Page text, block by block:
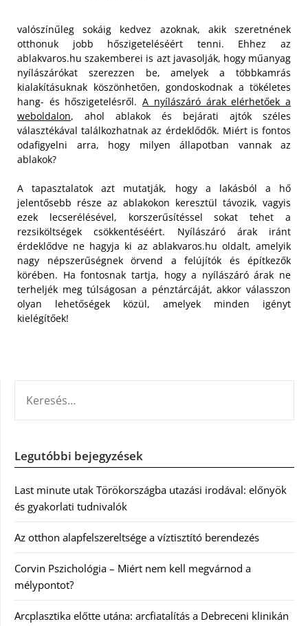
valószínűleg sokáig kedvez azoknak, akik szeretnének
otthonuk jobb hőszigeteléséért tenni. Ehhez az
ablakvaros.hu szakemberei is azt javasolják, hogy műanyag
nyílászárókat szerezzen be, amelyek a többkamrás
kialakításuknak köszönhetően, gondoskodnak a tökéletes
hang- és hőszigetelésről.A nyílászáró árak elérhetőek a
weboldalon, ahol ablakok és bejárati ajtók széles
választékával találkozhatnak az érdeklődők. Miért is fontos
odafigyelni arra, hogy milyen állapotban vannak az
ablakok?
A tapasztalatok azt mutatják, hogy a lakásból a hő
jelentősebb része az ablakokon keresztül távozik, vagyis
ezek lecserélésével, korszerűsítéssel sokat tehet a
rezsiköltségek csökkentéséért. Nyílászáró árak iránt
érdeklődve ne hagyja ki az ablakvaros.hu oldalt, amelyik
nagy népszerűségnek örvend a felújítók és építkezők
körében. Ha fontosnak tartja, hogy a nyílászáró árak ne
terheljék meg túlságosan a pénztárcáját, akkor válasszon
olyan lehetőségek közül, amelyek minden igényt
kielégítőek!
Legutóbbi bejegyzések
Last minute utak Törökországba utazási irodával: előnyök
és gyakorlati tudnivalók
Az otthon alapfelszereltsége a víztisztító berendezés
Corvin Pszichológia – Miért nem kell megvárnod a
mélypontot?
Arcplasztika előtte utána: arcfiatalítás a Debreceni klinikán